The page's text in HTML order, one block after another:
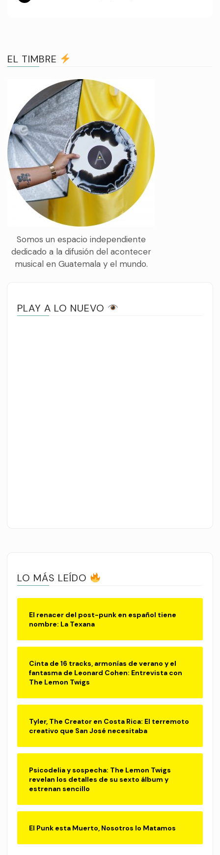
EL TIMBRE
Somos un espacio independiente
dedicado a la difusión del acontecer
musical en Guatemala y el mundo.
PLAY A LO NUEVO
LO MÁS LEÍDO
El renacer del post-punk en español tiene
nombre: La Texana
Cinta de 16 tracks, armonías de verano y el
fantasma de Leonard Cohen: Entrevista con
The Lemon Twigs
Tyler, The Creator en Costa Rica: El terremoto
creativo que San José necesitaba
Psicodelia y sospecha: The Lemon Twigs
revelan los detalles de su sexto álbum y
estrenan sencillo
El Punk esta Muerto, Nosotros lo Matamos